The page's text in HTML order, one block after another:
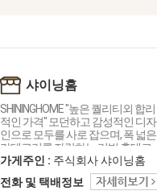
샤이닝홈
SHININGHOME "높은 퀄리티외 합리
적인 가격" 모던하고 감성적인 디자
인으로 모두를 사로 잡으며, 폭 넓은
카테고리를 자랑하는 리빙 홈데코
인테리어 샤이닝홈입니다.
가게주인 : 주식회사 샤이닝홈
전화 및 택배정보